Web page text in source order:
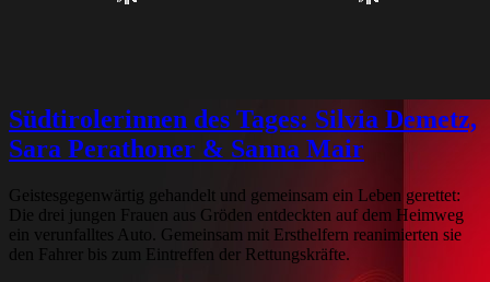
Südtirolerinnen des Tages: Silvia Demetz,
Sara Perathoner & Sanna Mair
Geistesgegenwärtig gehandelt und gemeinsam ein Leben gerettet:
Die drei jungen Frauen aus Gröden entdeckten auf dem Heimweg
ein verunfalltes Auto. Gemeinsam mit Ersthelfern reanimierten sie
den Fahrer bis zum Eintreffen der Rettungskräfte.